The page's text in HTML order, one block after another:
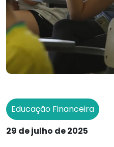
Educação Financeira
29 de julho de 2025